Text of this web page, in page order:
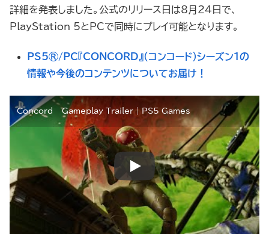
詳細を発表しました。公式のリリース日は8月24日で、
PlayStation 5とPCで同時にプレイ可能となります。
PS5®/PC『CONCORD』（コンコード）シーズン1の
情報や今後のコンテンツについてお届け！
Concord – Gameplay Trailer | PS5 Games